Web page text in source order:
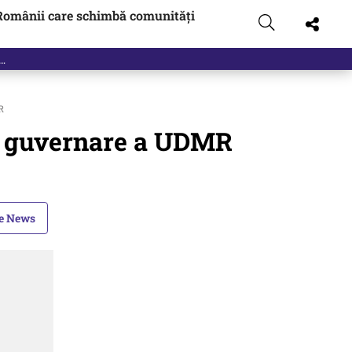
care schimbă comunități
a UDMR
News